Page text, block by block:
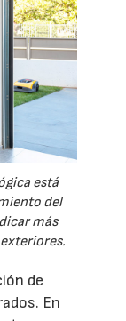
está
del
más
de
En